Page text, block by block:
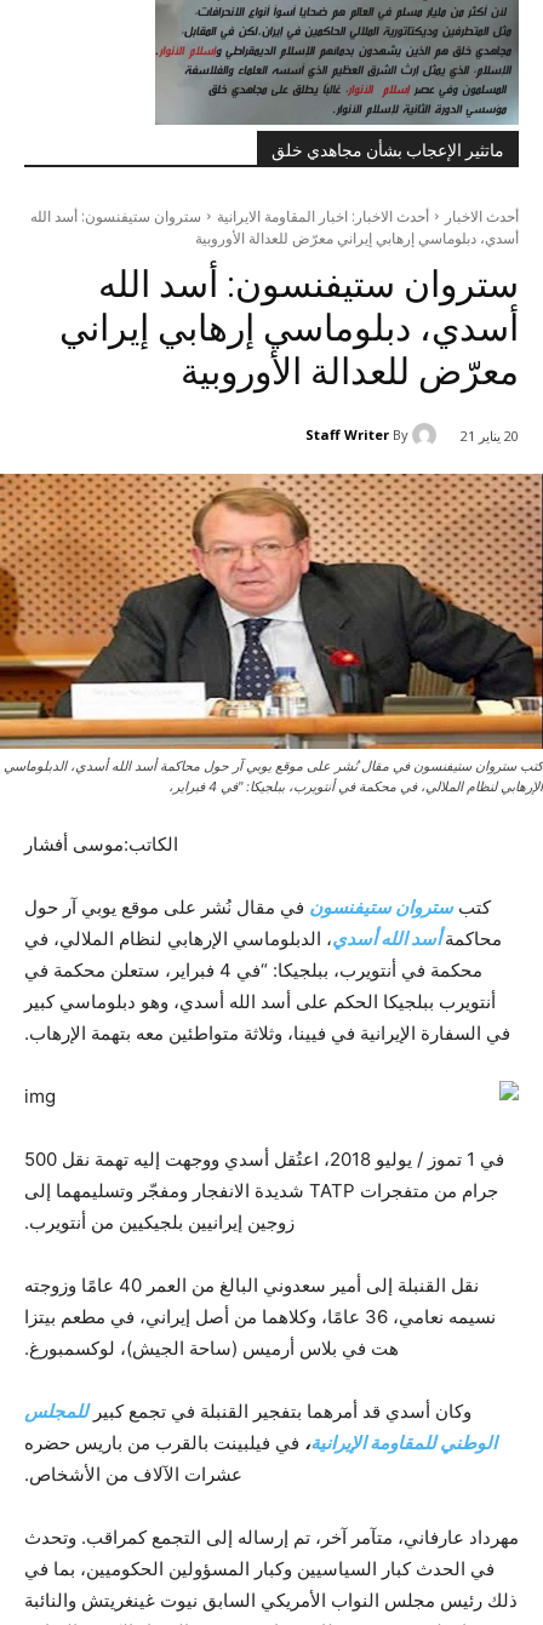
ماتثير الإعجاب بشأن مجاهدي خلق
أحدث الاخبار أحدث الاخبار: اخبار المقاومة الايرانية
ستروان ستيفنسون: أسد الله
أسدي، دبلوماسي إرهابي إيراني معرّض للعدالة الأوروبية
ستروان ستيفنسون: أسد الله
أسدي، دبلوماسي إرهابي إيراني
معرّض للعدالة الأوروبية
20 يناير 21 By
Staff Writer
كتب ستروان ستيفنسون في مقال نُشر على موقع يوبي آر حول محاكمة أسد الله أسدي، الدبلوماسي
الإرهابي لنظام الملالي، في محكمة في أنتويرب، ببلجيكا: "في 4 فبراير،
الکاتب:موسى أفشار
كتبستروان ستيفنسون في مقال نُشر على موقع يوبي آر حول
محاكمةأسد الله أسدي، الدبلوماسي الإرهابي لنظام الملالي، في
محكمة في أنتويرب، ببلجيكا: “في 4 فبراير، ستعلن محكمة في
أنتويرب ببلجيكا الحكم على أسد الله أسدي، وهو دبلوماسي كبير
في السفارة الإيرانية في فيينا، وثلاثة متواطئين معه بتهمة الإرهاب.
في 1 تموز / يوليو 2018، اعتُقل أسدي ووجهت إليه تهمة نقل 500
جرام من متفجرات TATP شديدة الانفجار ومفجّر وتسليمهما إلى
زوجين إيرانيين بلجيكيين من أنتويرب.
نقل القنبلة إلى أمير سعدوني البالغ من العمر 40 عامًا وزوجته
نسيمه نعامي، 36 عامًا، وكلاهما من أصل إيراني، في مطعم بيتزا
هت في بلاس أرميس (ساحة الجيش)، لوكسمبورغ.
وكان أسدي قد أمرهما بتفجير القنبلة في تجمع كبيرللمجلس
الوطني للمقاومة الإيرانية، في فيلبينت بالقرب من باريس حضره
عشرات الآلاف من الأشخاص.
مهرداد عارفاني، متآمر آخر، تم إرساله إلى التجمع كمراقب. وتحدث
في الحدث كبار السياسيين وكبار المسؤولين الحكوميين، بما في
ذلك رئيس مجلس النواب الأمريكي السابق نيوت غينغريتش والنائبة